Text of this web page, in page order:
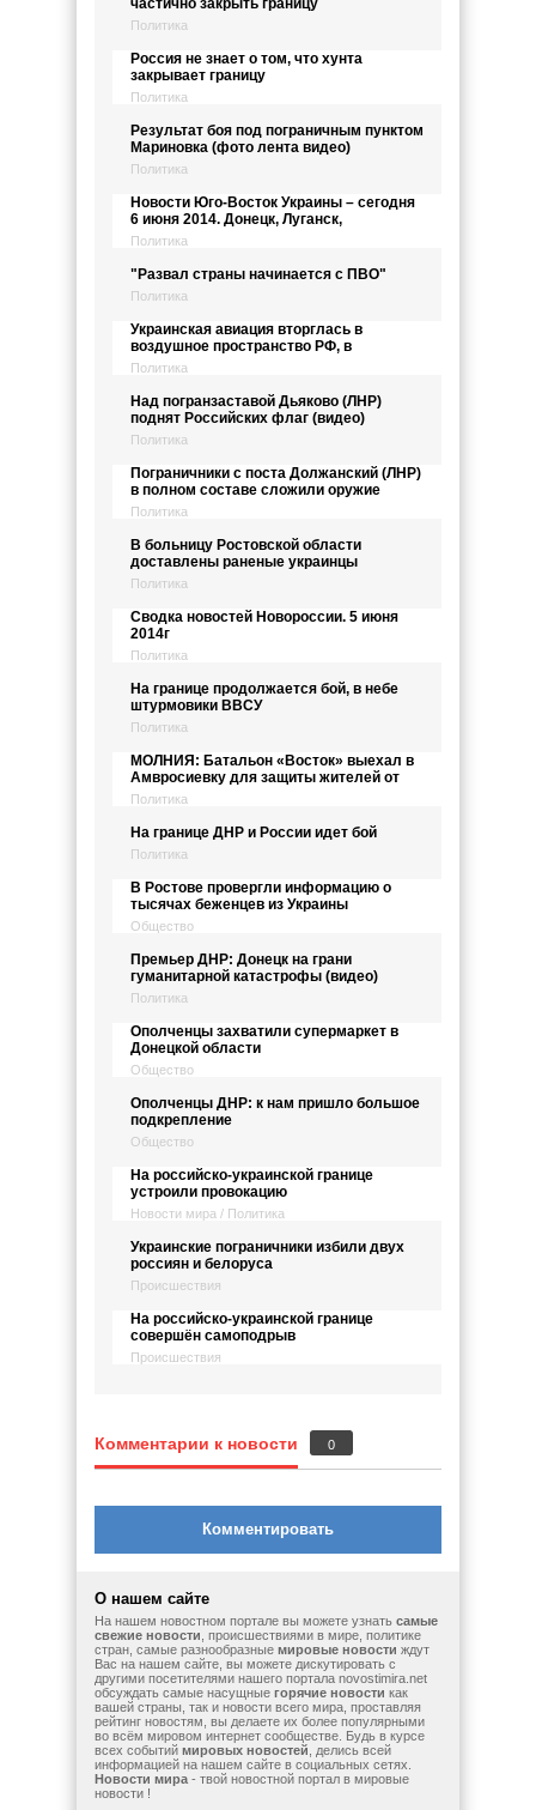
частично закрыть границу
Политика
Россия не знает о том, что хунта
закрывает границу
Политика
Результат боя под пограничным пунктом
Мариновка (фото лента видео)
Политика
Новости Юго-Восток Украины – сегодня
6 июня 2014. Донецк, Луганск,
Политика
"Развал страны начинается с ПВО"
Политика
Украинская авиация вторглась в
воздушное пространство РФ, в
Политика
Над погранзаставой Дьяково (ЛНР)
поднят Российских флаг (видео)
Политика
Пограничники с поста Должанский (ЛНР)
в полном составе сложили оружие
Политика
В больницу Ростовской области
доставлены раненые украинцы
Политика
Сводка новостей Новороссии. 5 июня
2014г
Политика
На границе продолжается бой, в небе
штурмовики ВВСУ
Политика
МОЛНИЯ: Батальон «Восток» выехал в
Амвросиевку для защиты жителей от
Политика
На границе ДНР и России идет бой
Политика
В Ростове провергли информацию о
тысячах беженцев из Украины
Общество
Премьер ДНР: Донецк на грани
гуманитарной катастрофы (видео)
Политика
Ополченцы захватили супермаркет в
Донецкой области
Общество
Ополченцы ДНР: к нам пришло большое
подкрепление
Общество
На российско-украинской границе
устроили провокацию
Новости мира / Политика
Украинские пограничники избили двух
россиян и белоруса
Происшествия
На российско-украинской границе
совершён самоподрыв
Происшествия
Комментарии к новости 0
Комментировать
О нашем сайте
На нашем новостном портале вы можете узнать самые
свежие новости , происшествиями в мире, политике
стран, самые разнообразные мировые новости ждут
Вас на нашем сайте, вы можете дискутировать с
другими посетителями нашего портала novostimira.net
обсуждать самые насущные горячие новости как
вашей страны, так и новости всего мира, проставляя
рейтинг новостям, вы делаете их более популярными
во всём мировом интернет сообществе. Будь в курсе
всех событий мировых новостей , делись всей
информацией на нашем сайте в социальных сетях.
Новости мира - твой новостной портал в мировые
новости !